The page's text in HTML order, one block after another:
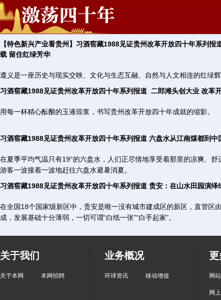
【特色新兴产业看贵州】习酒窖藏1988见证贵州改革开放四十年系列报
载 留住红绿芳华
遵义是一座历史与现实交映、文化与生态互融、自然与人文相连的红绿
习酒窖藏1988见证贵州改革开放四十年系列报道  二郎滩头创大业 改革
用每一杯精心酝酿的玉液琼浆，书写贵州改革开放四十年成就的缩影。
习酒窖藏1988见证贵州改革开放四十年系列报道 六盘水从江南煤都到中
在夏季平均气温只有19°的六盘水，人们正尽情地享受着那里的凉爽、
游客一波接着一波地赶往六盘水避暑消夏。
习酒窖藏1988见证贵州改革开放四十年系列报道 贵安：在山水田园演绎
在全国18个国家级新区中，贵安是唯一没有城市建成区的新区，直管区
成，发展基础十分薄弱，一切可谓“白纸一张”“白手起家”。
关于我们
关于本网 本网招聘
业务概况
环球资讯 移动增值 网
网